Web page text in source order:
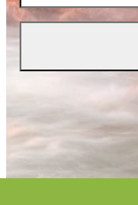
mailadres